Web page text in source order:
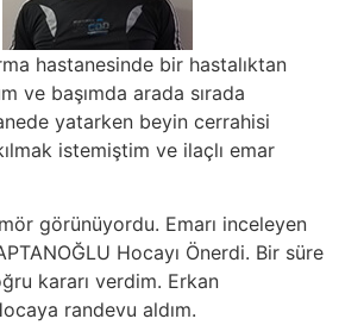
hastanesinde bir hastalıktan
ve başımda arada sırada
yatarken beyin cerrahisi
istemiştim ve ilaçlı emar
görünüyordu. Emarı inceleyen
Hocayı Önerdi. Bir süre
kararı verdim. Erkan
randevu aldım.